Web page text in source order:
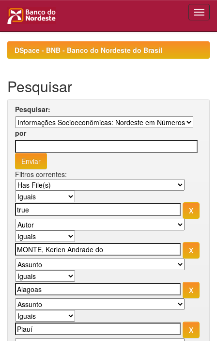
navigationDSpace - BNB - Banco do Nordeste do Brasil
Pesquisar
Pesquisar:
por
Filtros correntes: